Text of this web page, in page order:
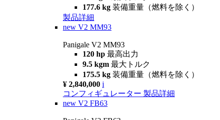
177.6 kg 装備重量（燃料を除く）
製品詳細
new V2 MM93
Panigale V2 MM93
120 hp 最高出力
9.5 kgm 最大トルク
175.5 kg 装備重量（燃料を除く）
¥ 2,840,000 i
コンフィギュレーター 製品詳細
new V2 FB63